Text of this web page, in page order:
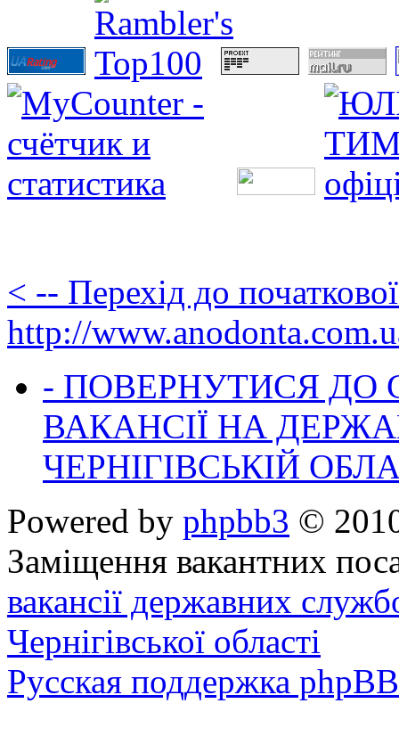
< -- Перехід до
http://
- ПОВЕРНУТИСЯ ДО
ВАКАНСІЇ НА
ЧЕРНІГІВСЬКІЙ
Powered by phpbb3 ©
Заміщення вакантних
вакансії державних
Чернігівської області
Русская поддержка phpBB